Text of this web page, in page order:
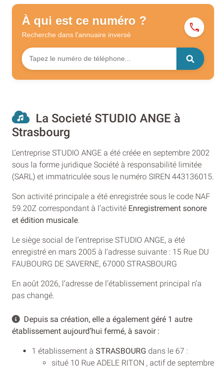
À qui est ce numéro ?
Recherche dans l'annuaire inversé
La Societé STUDIO ANGE à
Strasbourg
L’entreprise STUDIO ANGE a été créée en septembre 2002
sous la forme juridique Société à responsabilité limitée
(SARL) et immatriculée sous le numéro SIREN 443136015.
Son activité principale a été enregistrée sous le code NAF
59.20Z correspondant à l’activité Enregistrement sonore
et édition musicale
Le siège social de l’entreprise STUDIO ANGE, a été
enregistré en mars 2005 à l’adresse suivante : 15 Rue DU
FAUBOURG DE SAVERNE, 67000 STRASBOURG
En août 2026, l’adresse de l’établissement principal n’a
pas changé.
Depuis sa création, elle a également géré 1 autre
établissement aujourd’hui fermé, à savoir :
1 établissement à STRASBOURG dans le 67 :
situé 10 Rue ADELE RITON , actif de septembre